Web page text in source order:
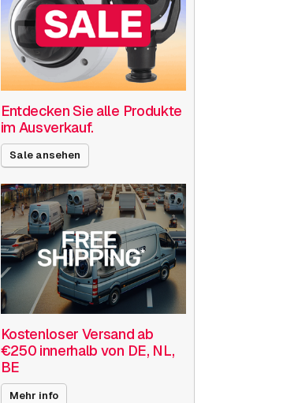
Entdecken Sie alle Produkte
im Ausverkauf.
Sale ansehen
Kostenloser Versand ab
€250 innerhalb von DE, NL,
BE
Mehr info